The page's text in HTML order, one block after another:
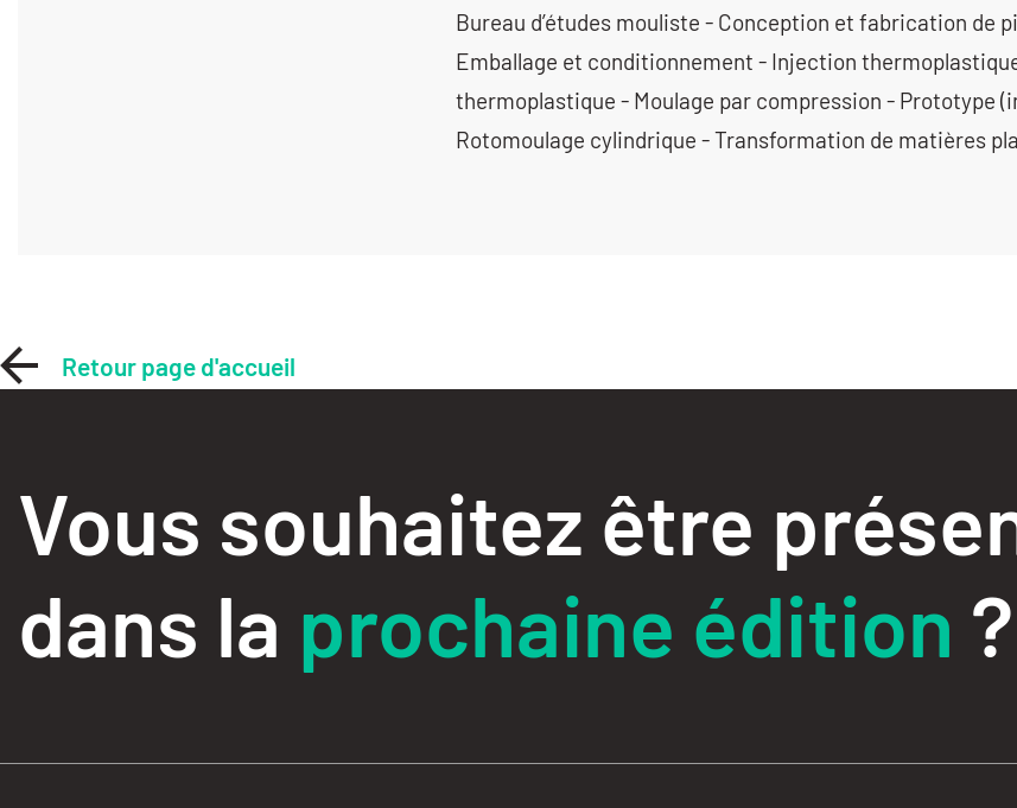
Bureau d’études mouliste - Conception et fabrication de
Emballage et conditionnement - Injection
thermoplastique - Moulage par compression - Prototype
Rotomoulage cylindrique - Transformation de matières
Retour page d'accueil
Vous souhaitez être
dans la prochaine édition ?